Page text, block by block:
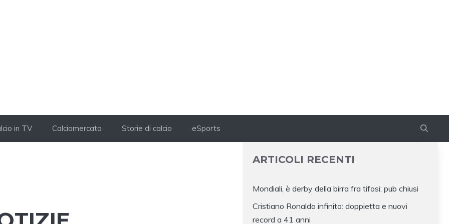
in TV Calciomercato Storie di calcio eSports
ARTICOLI RECENTI
Mondiali, è derby della birra fra tifosi: pub chiusi
Cristiano Ronaldo infinito: doppietta e nuovi
record a 41 anni